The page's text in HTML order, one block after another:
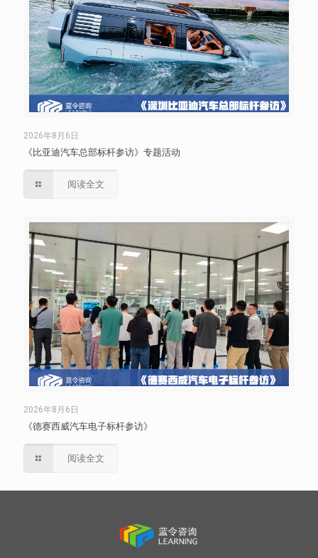
2026年8月6日
《比亚迪汽车总部标杆参访》专题活动
阅读全文
2026年8月6日
《德赛西威汽车电子标杆参访》
阅读全文